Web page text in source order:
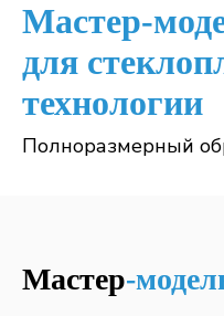
Мастер-
для
технологии
Полноразмерный
Мастер-